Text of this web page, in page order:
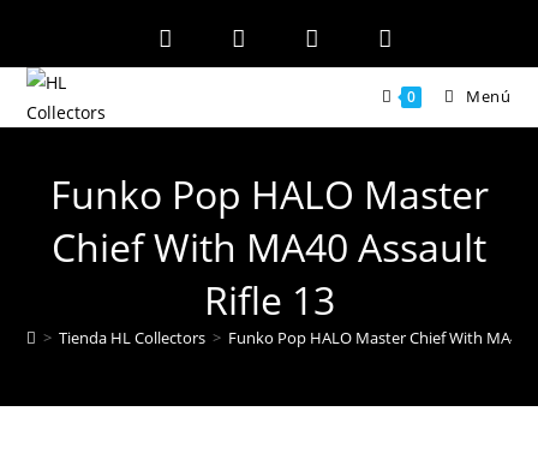
contenido
0 Menú
Funko Pop HALO Master
Chief With MA40 Assault
Rifle 13
> Tienda HL Collectors > Funko Pop HALO Master Chief With MA40